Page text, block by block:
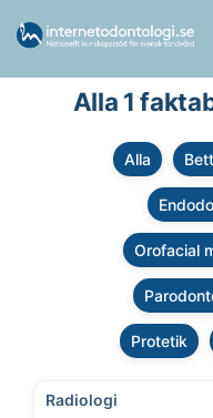
Alla 1
Alla
Orofacial
Protetik
Radiologi